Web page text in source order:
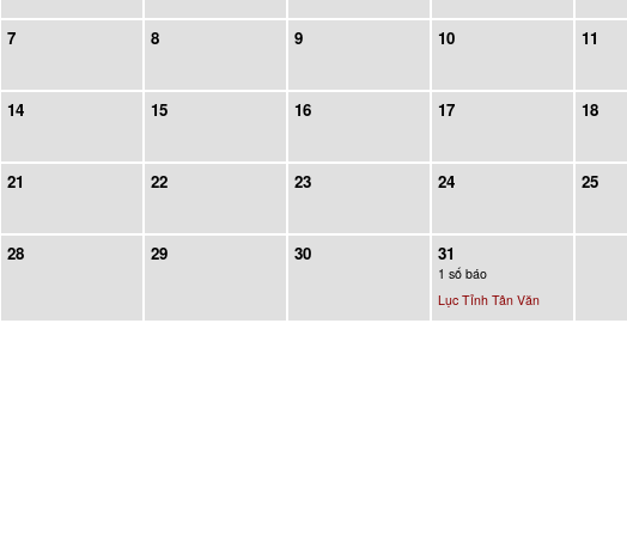
7 8 9 10 11
14 15 16 17 18
21 22 23 24 25
28 29 30 31
1 số báo
Lục Tỉnh Tân Văn